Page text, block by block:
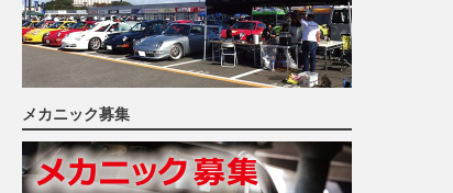
メカニック募集